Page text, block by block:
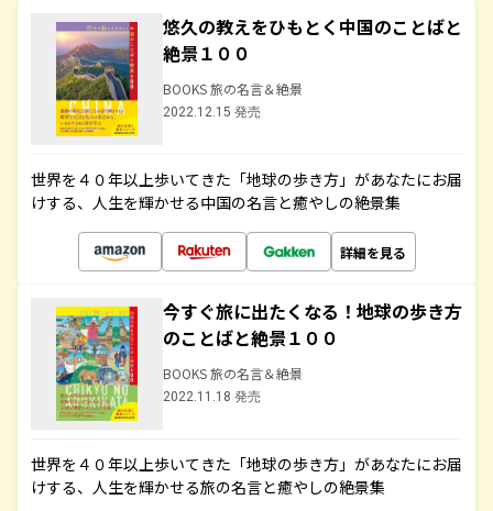
悠久の教えをひもとく中国のことばと
絶景１００
BOOKS 旅の名言＆絶景
2022.12.15 発売
世界を４０年以上歩いてきた「地球の歩き方」があなたにお届
けする、人生を輝かせる中国の名言と癒やしの絶景集
詳細を見る
今すぐ旅に出たくなる！地球の歩き方
のことばと絶景１００
BOOKS 旅の名言＆絶景
2022.11.18 発売
世界を４０年以上歩いてきた「地球の歩き方」があなたにお届
けする、人生を輝かせる旅の名言と癒やしの絶景集